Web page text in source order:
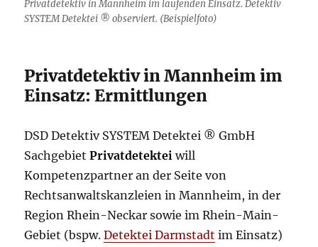
Privatdetektiv in Mannheim im laufenden Einsatz. Detektiv
SYSTEM Detektei ® observiert. (Beispielfoto)
Privatdetektiv in Mannheim im
Einsatz: Ermittlungen
DSD Detektiv SYSTEM Detektei ® GmbH
SachgebietPrivatdetektei will
Kompetenzpartner an der Seite von
Rechtsanwaltskanzleien in Mannheim, in der
Region Rhein-Neckar sowie im Rhein-Main-
Gebiet (bspw.Detektei Darmstadt im Einsatz)